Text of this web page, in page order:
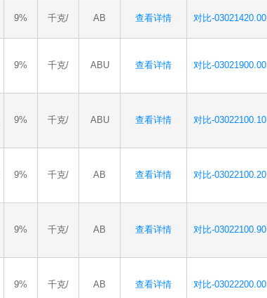
9% 千克/ AB 查看详情 对比-03021420.00
9% 千克/ ABU 查看详情 对比-03021900.00
9% 千克/ ABU 查看详情 对比-03022100.10
9% 千克/ AB 查看详情 对比-03022100.20
9% 千克/ AB 查看详情 对比-03022100.90
9% 千克/ AB 查看详情 对比-03022200.00